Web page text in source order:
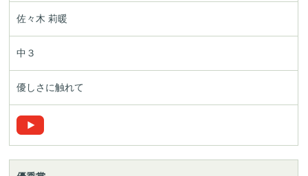
佐々木 莉暖
中３
優しさに触れて